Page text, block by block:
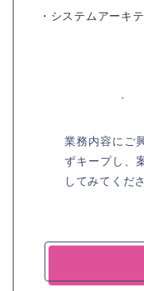
・システムアーキ
業務内容にご
ずキープし、
してみてくださ